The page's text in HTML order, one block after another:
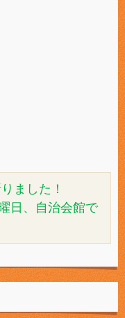
ました！
日、自治会館で